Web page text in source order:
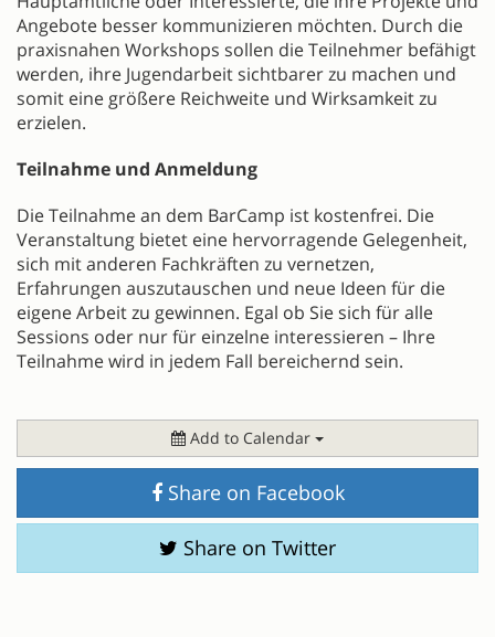
Angebote besser kommunizieren möchten. Durch die
praxisnahen Workshops sollen die Teilnehmer befähigt
werden, ihre Jugendarbeit sichtbarer zu machen und
somit eine größere Reichweite und Wirksamkeit zu
erzielen.
Teilnahme und Anmeldung
Die Teilnahme an dem BarCamp ist kostenfrei. Die
Veranstaltung bietet eine hervorragende Gelegenheit,
sich mit anderen Fachkräften zu vernetzen,
Erfahrungen auszutauschen und neue Ideen für die
eigene Arbeit zu gewinnen. Egal ob Sie sich für alle
Sessions oder nur für einzelne interessieren – Ihre
Teilnahme wird in jedem Fall bereichernd sein.
Add to Calendar
Share on Facebook
Share on Twitter